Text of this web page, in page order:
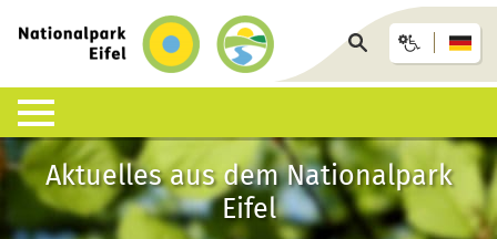
Startseite
Seite
durchsuchen
Lebensraum Nationalpark
Was ist ein Nationalpark?
Nationalpark erleben
Veranstaltungen
Infohäuser & Einrichtungen
Nationalpark-Zentrum Eifel
Anreise & Unterkunft
Anreise
Infothek
Pressemitteilungen
Aktuelles aus dem Nationalpark
Eifel